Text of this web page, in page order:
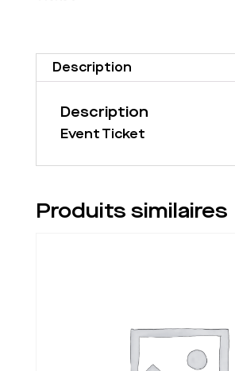
avec
2019/10/19
2019/10/20
(Copy)
(Copy)
Description
Description
Event Ticket
Produits similaires